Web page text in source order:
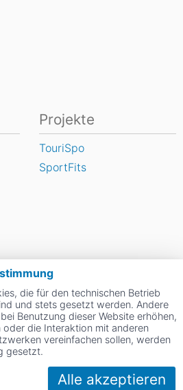
die für den technischen Betrieb
und stets gesetzt werden. Andere
Benutzung dieser Website erhöhen,
die Interaktion mit anderen
vereinfachen sollen, werden
gesetzt.
Alle akzeptieren
Projekte
TouriSpo
SportFits